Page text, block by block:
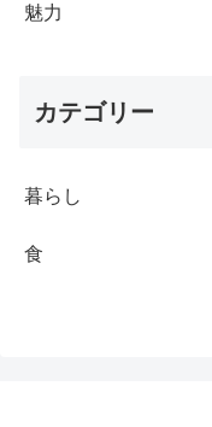
魅力
カテゴリー
暮らし
食